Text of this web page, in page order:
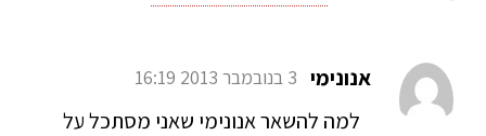
אנונימי 3 בנובמבר 2013 16:19
למה להשאר אנונימי שאני מסתכל על